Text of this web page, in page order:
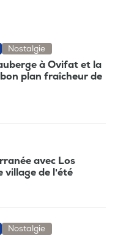
Nostalgie
à Ovifat et la
plan fraîcheur de
avec Los
village de l'été
Nostalgie